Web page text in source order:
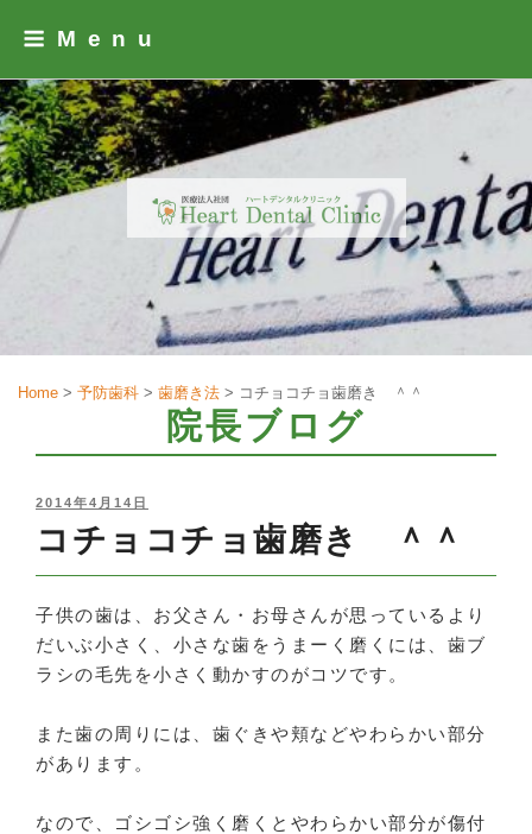
Menu
Home > 予防歯科 > 歯磨き法 > コチョコチョ歯磨き ＾＾
院長ブログ
POSTED
2014年4月14日
コチョコチョ歯磨き ＾＾
子供の歯は、お父さん・お母さんが思っているより
だいぶ小さく、小さな歯をうまーく磨くには、歯ブ
ラシの毛先を小さく動かすのがコツです。
また歯の周りには、歯ぐきや頬などやわらかい部分
があります。
なので、ゴシゴシ強く磨くとやわらかい部分が傷付